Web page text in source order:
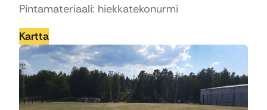
Pintamateriaali: hiekkatekonurmi
Kartta